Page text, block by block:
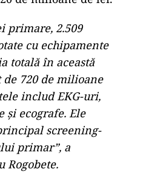
primare, 2.509
cu echipamente
totală în această
de 720 de milioane
includ EKG-uri,
și ecografe. Ele
screening-
primar”, a
Rogobete.